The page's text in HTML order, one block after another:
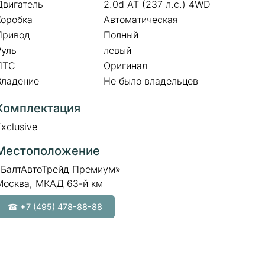
2.0d AT (237 л.с.) 4WD
Автоматическая
Полный
левый
Оригинал
Не было владельцев
Премиум»
МКАД 63-й км
☎ +7 (495) 478-88-88